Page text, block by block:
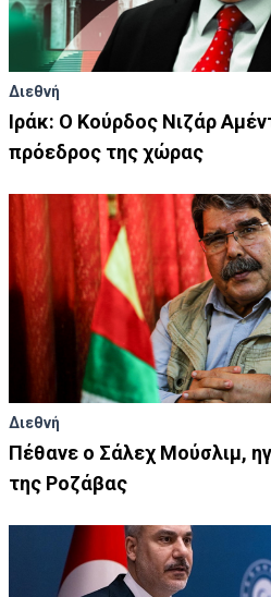
Διεθνή
Ιράκ: Ο Κούρδος Νιζάρ
πρόεδρος της χώρας
Διεθνή
Πέθανε ο Σάλεχ Μούσλιμ,
της Ροζάβας